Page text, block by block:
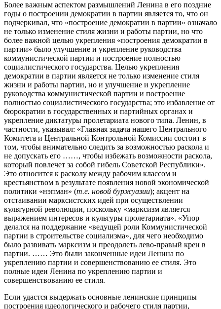
Более важным аспектом размышлений Ленина в его поздние
годы о построении демократии в партии является то, что он
подчеркивал, что «построение демократии в партии» означало
не только изменение стиля жизни и работы партии, но что
более важной целью укрепления «построения демократии в
партии» было улучшение и укрепление руководства
коммунистической партии и построение полностью
социалистического государства. Целью укрепления
демократии в партии является не только изменение стиля
жизни и работы партии, но и улучшение и укрепление
руководства коммунистической партии и построение
полностью социалистического государства; это избавление от
бюрократии в государственных и партийных органах и
укрепление диктатуры пролетариата нового типа. Ленин, в
частности, указывал: «Главная задача нашего Центрального
Комитета и Центральной Контрольной Комиссии состоит в
том, чтобы внимательно следить за возможностью раскола и
не допускать его ……, чтобы избежать возможности раскола,
который повлечет за собой гибель Советской Республики».
Это относится к расколу между рабочим классом и
крестьянством в результате появления новой экономической
политики «нэпман» (т.е. новой буржуазии); акцент на
отстаивании марксистских идей при осуществлении
культурной революции, поскольку «марксизм является
выражением интересов и культуры пролетариата». «Упор
делался на поддержание «ведущей роли Коммунистической
партии в строительстве социализма», для чего необходимо
было развивать марксизм и преодолеть лево-правый крен в
партии. …… Это были законченные идеи Ленина по
укреплению партии и совершенствованию ее стиля. Это
полные идеи Ленина по укреплению партии и
совершенствованию ее стиля.
Если удастся выдержать основные ленинские принципы
построения идеологического и рабочего стиля партии,